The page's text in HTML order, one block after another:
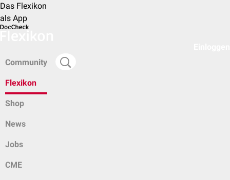
Das Flexikon
als App
Community
Flexikon
Shop
News
Jobs
CME